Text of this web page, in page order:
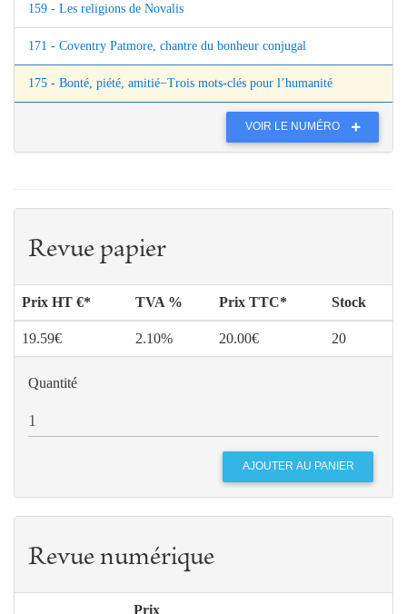
159 - Les religions de Novalis
171 - Coventry Patmore, chantre du bonheur conjugal
175 - Bonté, piété, amitié−Trois mots-clés pour l’humanité
VOIR LE NUMÉRO
Revue papier
Prix HT €* TVA % Prix TTC* Stock
19.59€ 2.10% 20.00€ 20
Quantité
Revue numérique
Prix